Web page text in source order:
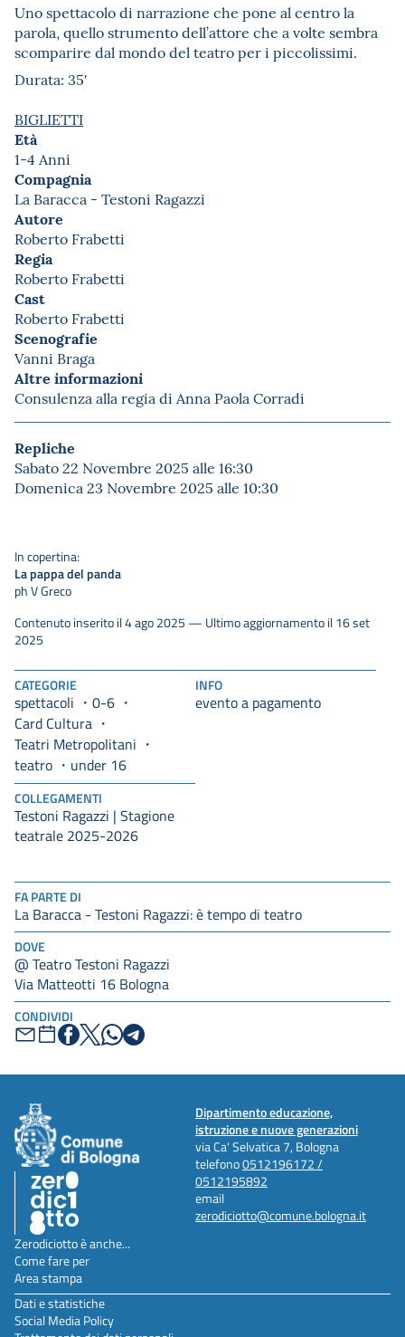
FA PARTE DI
La Baracca - Testoni Ragazzi: è tempo di teatro
DOVE
@ Teatro Testoni Ragazzi
Via Matteotti 16 Bologna
CONDIVIDI
Uno spettacolo di narrazione che pone al centro la
parola, quello strumento dell’attore che a volte sembra
scomparire dal mondo del teatro per i piccolissimi.
Durata: 35′
BIGLIETTI
Età
1-4 Anni
Compagnia
La Baracca - Testoni Ragazzi
Autore
Roberto Frabetti
Regia
Roberto Frabetti
Cast
Roberto Frabetti
Scenografie
Vanni Braga
Altre informazioni
Consulenza alla regia di Anna Paola Corradi
Repliche
Sabato 22 Novembre 2025 alle 16:30
Domenica 23 Novembre 2025 alle 10:30
CATEGORIE
spettacoli
0-6
Card Cultura
Teatri Metropolitani
teatro
under 16
INFO
evento a pagamento
COLLEGAMENTI
Testoni Ragazzi | Stagione
teatrale 2025-2026
In copertina:
La pappa del panda
ph V Greco
Contenuto inserito il 4 ago 2025 — Ultimo aggiornamento il 16 set
2025
Dipartimento educazione,
istruzione e nuove generazioni
via Ca' Selvatica 7, Bologna
telefono0512196172 /
0512195892
email
zerodiciotto@comune.bologna.it
Zerodiciotto è anche...
Come fare per
Area stampa
Dati e statistiche
Social Media Policy